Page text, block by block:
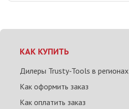
КАК КУПИТЬ
Дилеры Trusty-Tools в регионах
Как оформить заказ
Как оплатить заказ